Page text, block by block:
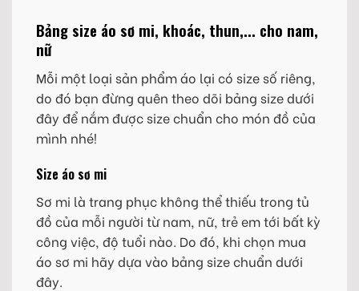
Bảng size áo sơ mi, khoác, thun,... cho nam,
nữ
Mỗi một loại sản phẩm áo lại có size số riêng,
do đó bạn đừng quên theo dõi bảng size dưới
đây để nắm được size chuẩn cho món đồ của
mình nhé!
Size áo sơ mi
Sơ mi là trang phục không thể thiếu trong tủ
đồ của mỗi người từ nam, nữ, trẻ em tới bất kỳ
công việc, độ tuổi nào. Do đó, khi chọn mua
áo sơ mi hãy dựa vào bảng size chuẩn dưới
đây.